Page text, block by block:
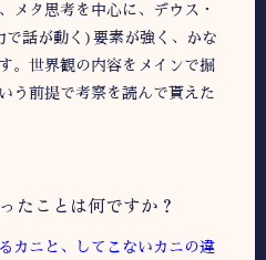
タ思考を中心に、デウス・
で話が動く)要素が強く、かな
。世界観の内容をメインで掘
う前提で考察を読んで貰えた
たことは何ですか？
カニと、してこないカニの違